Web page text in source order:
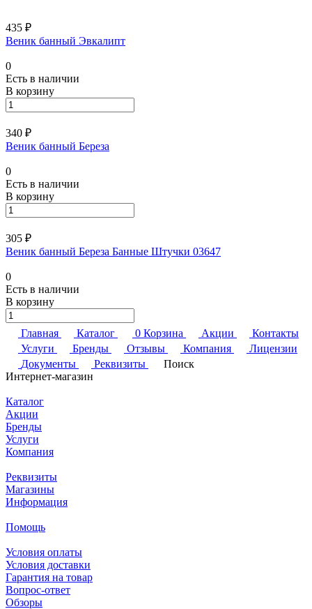
435 ₽
Веник банный Эвкалипт
0
Есть в наличии
В корзину
340 ₽
Веник банный Береза
0
Есть в наличии
В корзину
305 ₽
Веник банный Береза Банные Штучки 03647
0
Есть в наличии
В корзину
Главная Каталог 0 Корзина Акции
Контакты
Услуги
Бренды Отзывы Компания
Лицензии
Документы
Реквизиты
Поиск
Интернет-магазин
Каталог
Акции
Бренды
Услуги
Компания
Реквизиты
Магазины
Информация
Помощь
Условия оплаты
Условия доставки
Гарантия на товар
Вопрос-ответ
Обзоры